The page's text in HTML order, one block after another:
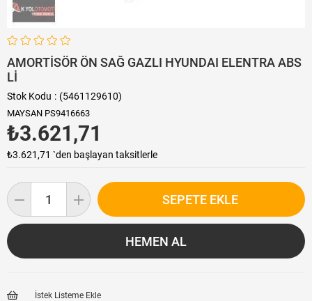
AMORTİSÖR ÖN SAĞ GAZLI HYUNDAI ELENTRA ABS
Lİ
Stok Kodu (5461129610)
MAYSAN PS9416663
₺3.621,71
₺3.621,71 `den başlayan taksitlerle
İstek Listeme Ekle